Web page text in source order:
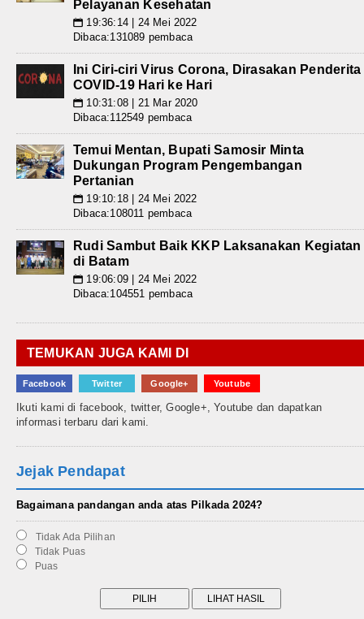
Pelayanan Kesehatan
📅 19:36:14 | 24 Mei 2022
Dibaca:131089 pembaca
Ini Ciri-ciri Virus Corona, Dirasakan Penderita
COVID-19 Hari ke Hari
📅 10:31:08 | 21 Mar 2020
Dibaca:112549 pembaca
Temui Mentan, Bupati Samosir Minta
Dukungan Program Pengembangan
Pertanian
📅 19:10:18 | 24 Mei 2022
Dibaca:108011 pembaca
Rudi Sambut Baik KKP Laksanakan Kegiatan
di Batam
📅 19:06:09 | 24 Mei 2022
Dibaca:104551 pembaca
TEMUKAN JUGA KAMI DI
Facebook Twitter Google+ Youtube
Ikuti kami di facebook, twitter, Google+, Youtube dan dapatkan
informasi terbaru dari kami.
Jejak Pendapat
Bagaimana pandangan anda atas Pilkada 2024?
Tidak Ada Pilihan
Tidak Puas
Puas